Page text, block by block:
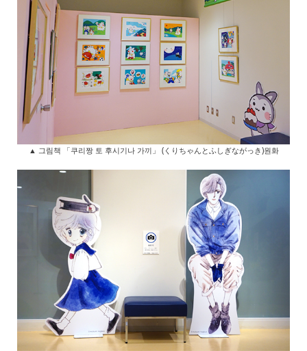
▲ 그림책 「쿠리짱 토 후시기나 가끼」 (くりちゃんとふしぎながっき)원화